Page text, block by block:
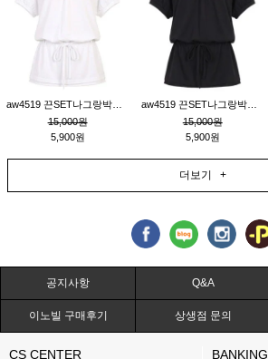
15,000원
5,900원
15,000원
5,900원
더보기 +
공지사항 Q&A
이노빌 구매후기 상생점 문의
CS CENTER BANKING